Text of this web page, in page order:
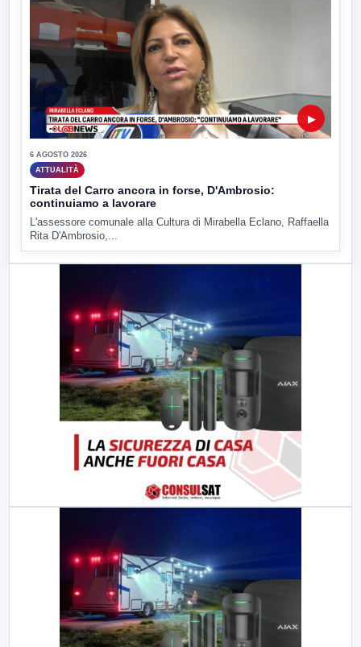
▶
6 AGOSTO 2026
ATTUALITÀ
Tirata del Carro ancora in forse, D'Ambrosio:
continuiamo a lavorare
L'assessore comunale alla Cultura di Mirabella Eclano, Raffaella
Rita D'Ambrosio,...